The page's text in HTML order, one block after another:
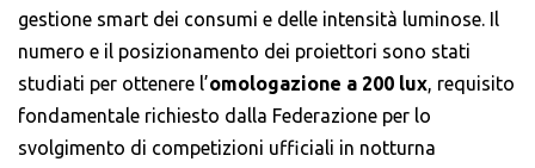
gestione smart dei consumi e delle intensità luminose. Il
numero e il posizionamento dei proiettori sono stati
studiati per ottenere l’omologazione a 200 lux, requisito
fondamentale richiesto dalla Federazione per lo
svolgimento di competizioni ufficiali in notturna